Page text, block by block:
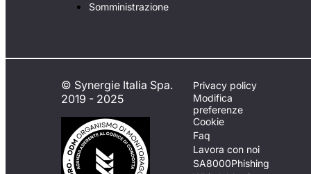
Somministrazione
© Synergie Italia Spa.
2019 - 2025
Privacy policy
Modifica
preferenze
Cookie
Faq
Lavora con noi
SA8000Phishing